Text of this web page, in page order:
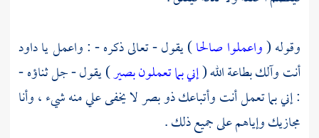
وقوله (واعملوا صالحا) يقول - تعالى ذكره - : واعمل يا داود
أنت وآلك بطاعة الله (إني بما تعملون بصير) يقول - جل ثناؤه -
: إني بما تعمل أنت وأتباعك ذو بصر لا يخفى علي منه شيء ، وأنا
مجازيك وإياهم على جميع ذلك .